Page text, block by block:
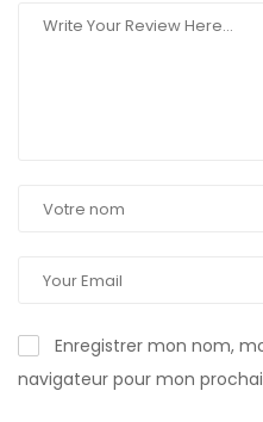
Enregistrer mon nom,
navigateur pour mon